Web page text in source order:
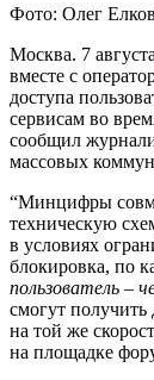
Фото: Олег
Москва. 7
вместе с
доступа
сервисам во
сообщил
массовых
“Минцифры
техническую
в условиях
блокировка, по
пользователь –
смогут
на той же
на площадке